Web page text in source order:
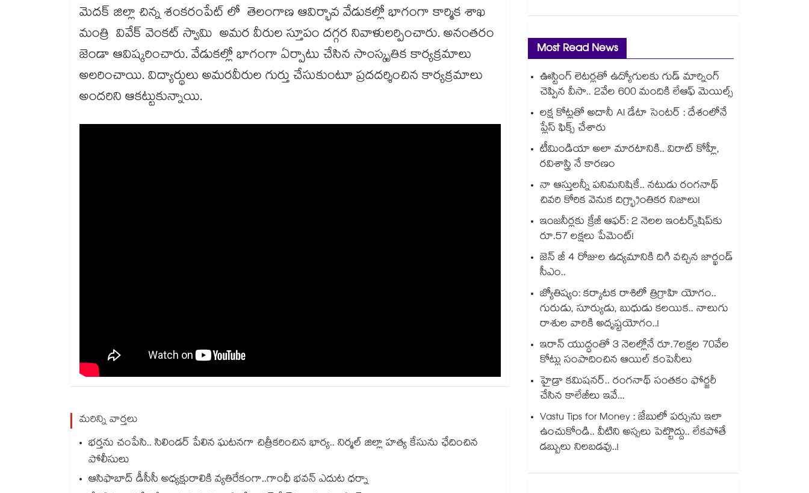
మెదక్ జిల్లా చిన్న శంకరంపేట్ లో తెలంగాణ ఆవిర్భావ వేడుకల్లో భాగంగా కార్మిక శాఖ
మంత్రి వివేక్ వెంకట్ స్వామి అమర వీరుల స్తూపం దగ్గర నివాళులర్పించారు. అనంతరం
జెండా ఆవిష్కరించారు. వేడుకల్లో భాగంగా ఏర్పాటు చేసిన సాంస్కృతిక కార్యక్రమాలు
అలరించాయి. విద్యార్థులు అమరవీరుల గుర్తు చేసుకుంటూ ప్రదదర్శించిన కార్యక్రమాలు
అందరిని ఆకట్టుకున్నాయి.
మరిన్ని వార్తలు
భర్తను చంపేసి.. సిలిండర్ పేలిన ఘటనగా చిత్రీకరించిన భార్య.. నిర్మల్ జిల్లా హత్య కేసును ఛేదించిన
పోలీసులు
ఆసిఫాబాద్ డీసీసీ అధ్యక్షురాలికి వ్యతిరేకంగా..గాంధీ భవన్ ఎదుట ధర్నా
Most Read News
ఊస్టింగ్ లెటర్లతో ఉద్యోగులకు గుడ్ మార్నింగ్
చెప్పిన వీసా.. 2వేల 600 మందికి లేఆఫ్ మెయిల్స్
లక్ష కోట్లతో అదానీ AI డేటా సెంటర్ : దేశంలోనే
ప్లేస్ ఫిక్స్ చేశారు
టీమిండియా అలా మారటానికి.. విరాట్ కోహ్లీ,
రవిశాస్త్రి నే కారణం
నా ఆస్తులన్నీ పనిమనిషికే.. నటుడు రంగనాథ్
చివరి కోరిక వెనుక దిగ్భ్రాంతికర నిజాలు!
ఇంజనీర్లకు క్రేజీ ఆఫర్: 2 నెలల ఇంటర్న్‌షిప్‌కు
రూ.57 లక్షలు పేమెంట్!
జెన్ జీ 4 రోజుల ఉద్యమానికి దిగి వచ్చిన జార్ఖండ్
సీఎం..
జ్యోతిష్యం: కర్కాటక రాశిలో త్రిగ్రాహి యోగం..
గురుడు, సూర్యుడు, బుధుడు కలయిక.. నాలుగు
రాశుల వారికి అదృష్టయోగం..!
ఇరాన్ యుద్ధంతో 3 నెలల్లోనే రూ.7లక్షల 70వేల
కోట్లు సంపాదించిన ఆయిల్ కంపెనీలు
హైడ్రా కమిషనర్.. రంగనాథ్ సంతకం ఫోర్జరీ
చేసిన కాలేజీలు ఇవే...
Vastu Tips for Money : జేబులో పర్సును ఇలా
ఉంచుకోండి.. వీటిని అస్సలు పెట్టొద్దు.. లేకపోతే
డబ్బులు నిలబడవు..!